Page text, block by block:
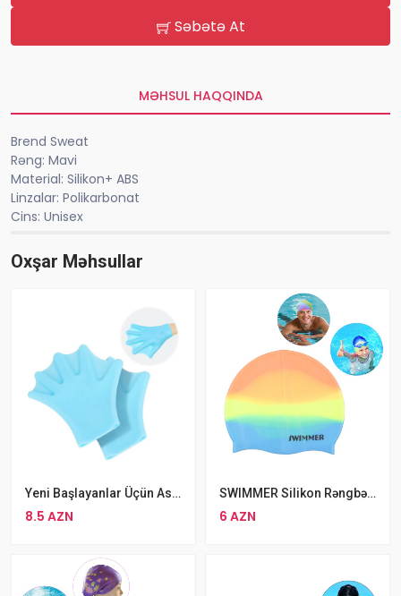
Səbətə At
MƏHSUL HAQQINDA
Brend Sweat
Rəng: Mavi
Material: Silikon+ ABS
Linzalar: Polikarbonat
Cins: Unisex
Oxşar Məhsullar
Yeni Başlayanlar Üçün Asan Üzməyə Kömək Edən Silikon Üzgüçülük Əlcəyi
8.5 AZN
SWIMMER Silikon Rəngbərəng Üzgüçülük Papağı
6 AZN